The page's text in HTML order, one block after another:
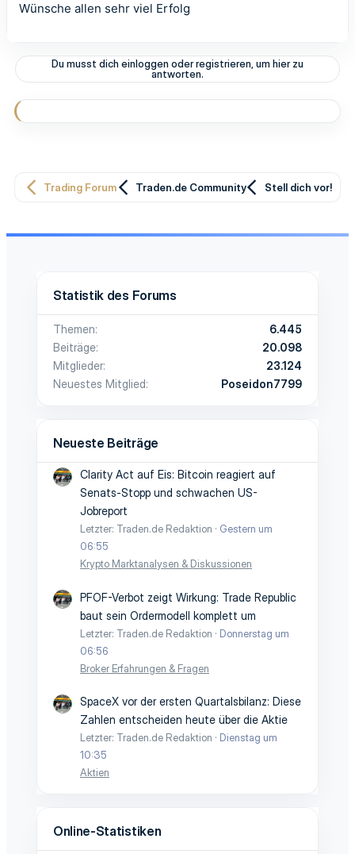
Wünsche allen sehr viel Erfolg
Du musst dich einloggen oder registrieren, um hier zu
antworten.
Trading Forum Traden.de Community Stell dich vor!
Statistik des Forums
Themen
6.445
Beiträge
20.098
Mitglieder
23.124
Neuestes Mitglied
Poseidon7799
Neueste Beiträge
Clarity Act auf Eis: Bitcoin reagiert auf
Senats-Stopp und schwachen US-
Jobreport
Letzter: Traden.de Redaktion
Gestern um
06:55
Krypto Marktanalysen & Diskussionen
PFOF-Verbot zeigt Wirkung: Trade Republic
baut sein Ordermodell komplett um
Letzter: Traden.de Redaktion
Donnerstag um
06:56
Broker Erfahrungen & Fragen
SpaceX vor der ersten Quartalsbilanz: Diese
Zahlen entscheiden heute über die Aktie
Letzter: Traden.de Redaktion
Dienstag um
10:35
Aktien
Online-Statistiken